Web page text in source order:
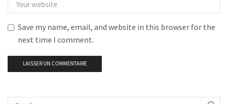
Save my name, email, and website in this browser for the
next time I comment.